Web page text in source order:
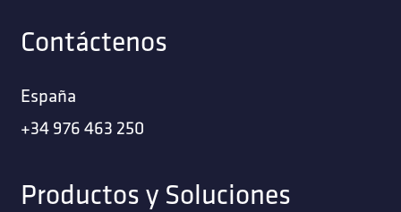
Contáctenos
España
+34 976 463 250
Productos y Soluciones